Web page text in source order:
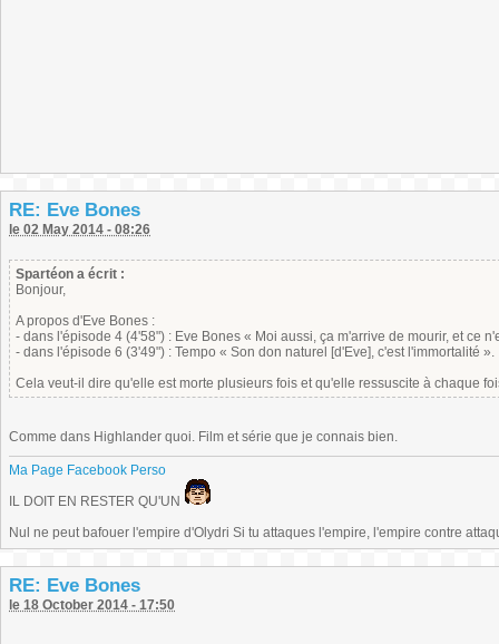
RE: Eve Bones
le 02 May 2014 - 08:26
Spartéon a écrit :
Bonjour,
A propos d'Eve Bones :
- dans l'épisode 4 (4'58") : Eve Bones « Moi aussi, ça m'arrive de mourir, et ce
- dans l'épisode 6 (3'49") : Tempo « Son don naturel [d'Eve], c'est l'immortalité ».
Cela veut-il dire qu'elle est morte plusieurs fois et qu'elle ressuscite à chaque
Comme dans Highlander quoi. Film et série que je connais bien.
Ma Page Facebook Perso
IL DOIT EN RESTER QU'UN
Nul ne peut bafouer l'empire d'Olydri Si tu attaques l'empire, l'empire contre
RE: Eve Bones
le 18 October 2014 - 17:50